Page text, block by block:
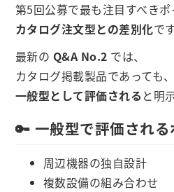
第5回公募で最も注目すべきポ
カタログ注文型との差別化で
最新の Q&A No.2 では、
カタログ掲載製品であっても
一般型として評価される と明
🔑 一般型で評価される
周辺機器の独自設計
複数設備の組み合わせ